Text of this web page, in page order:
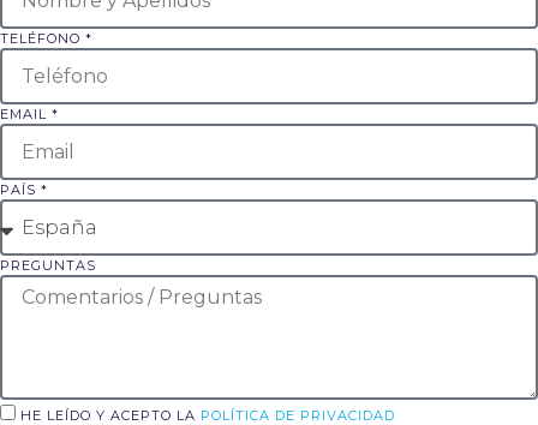
TELÉFONO *
EMAIL *
PAÍS *
PREGUNTAS
HE LEÍDO Y ACEPTO LA POLÍTICA DE PRIVACIDAD